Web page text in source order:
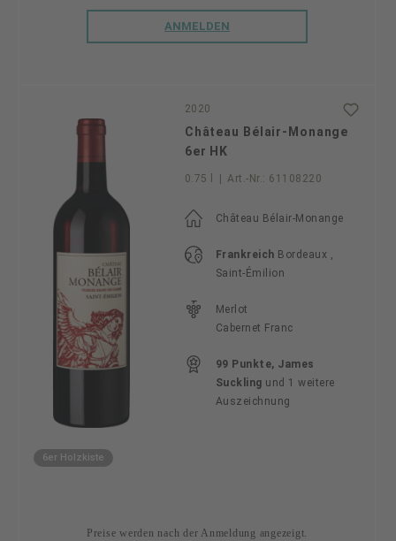
ANMELDEN
2020
Château Bélair-Monange
6er HK
0.75 l Art.-Nr.: 61108220
Château Bélair-Monange
Frankreich Bordeaux ,
Saint-Émilion
Merlot
Cabernet Franc
99 Punkte, James
Suckling und 1 weitere
Auszeichnung
6er Holzkiste
Preise werden nach der Anmeldung angezeigt.